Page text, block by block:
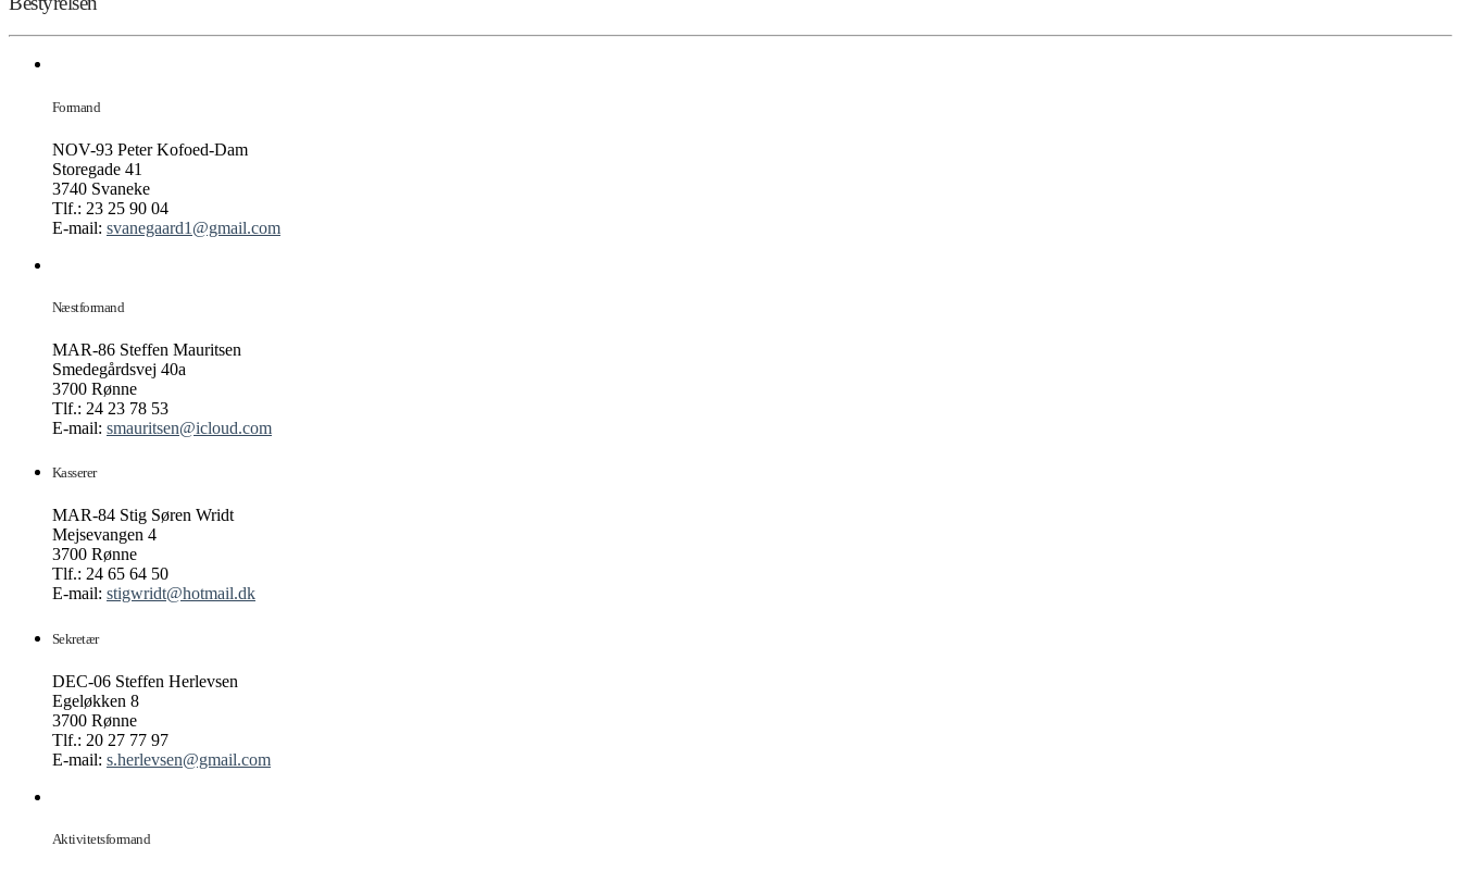
Formand
NOV-93 Peter Kofoed-Dam
Storegade 41
3740 Svaneke
Tlf.: 23 25 90 04
E-mail: svanegaard1@gmail.com
Næstformand
MAR-86 Steffen Mauritsen
Smedegårdsvej 40a
3700 Rønne
Tlf.: 24 23 78 53
E-mail: smauritsen@icloud.com
Kasserer
MAR-84 Stig Søren Wridt
Mejsevangen 4
3700 Rønne
Tlf.: 24 65 64 50
E-mail: stigwridt@hotmail.dk
Sekretær
DEC-06 Steffen Herlevsen
Egeløkken 8
3700 Rønne
Tlf.: 20 27 77 97
E-mail: s.herlevsen@gmail.com
Aktivitetsformand